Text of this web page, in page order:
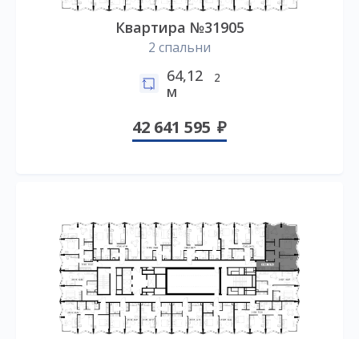
Квартира №31905
2 спальни
64,12
м
2
42 641 595